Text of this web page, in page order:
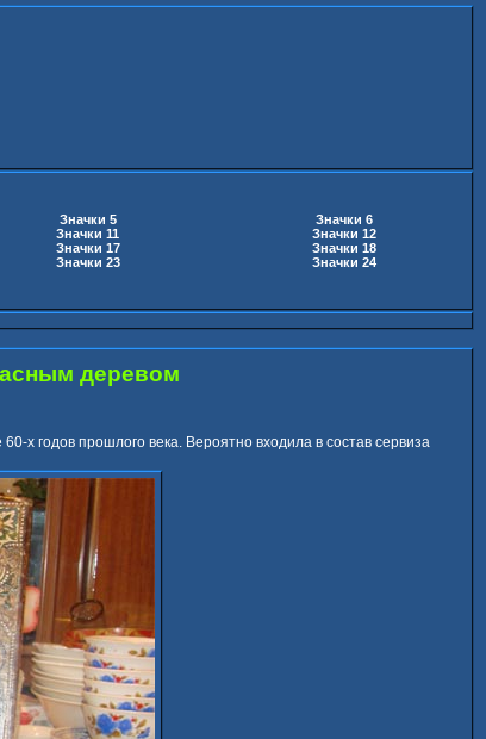
Значки 5
Значки 11
Значки 17
Значки 23
Значки 6
Значки 12
Значки 18
Значки 24
деревом
х годов прошлого века. Вероятно входила в состав сервиза